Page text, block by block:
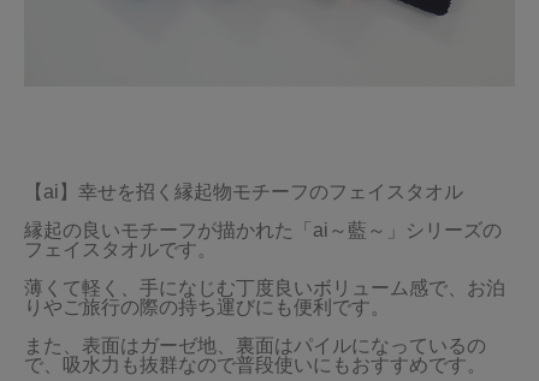
【ai】幸せを招く縁起物モチーフのフェイスタオル
縁起の良いモチーフが描かれた「ai～藍～」シリーズの
フェイスタオルです。
薄くて軽く、手になじむ丁度良いボリューム感で、お泊
りやご旅行の際の持ち運びにも便利です。
また、表面はガーゼ地、裏面はパイルになっているの